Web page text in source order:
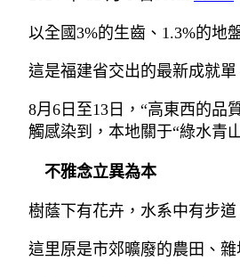
以全國3%的生齒、1.3%的地
這是福建省交出的最新成就單
8月6日至13日，“高東西的品
觸感染到，本地關于“綠水青
不雅念立異為本
樹蔭下有花卉，水系中有步
這里原是市郊曠廢的農田、